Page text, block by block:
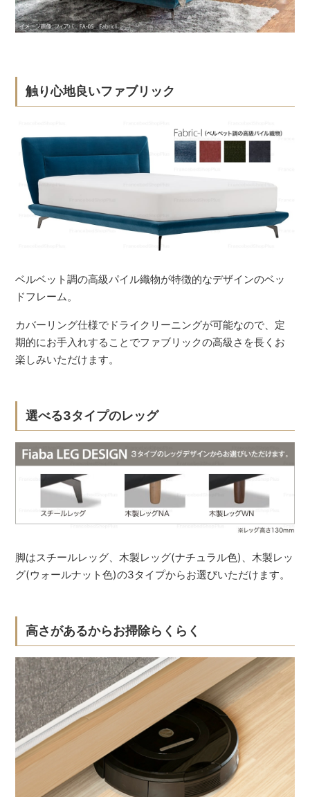
触り心地良いファブリック
ベルベット調の高級パイル織物が特徴的なデザインのベッ
ドフレーム。
カバーリング仕様でドライクリーニングが可能なので、定
期的にお手入れすることでファブリックの高級さを長くお
楽しみいただけます。
選べる3タイプのレッグ
脚はスチールレッグ、木製レッグ(ナチュラル色)、木製レッ
グ(ウォールナット色)の3タイプからお選びいただけます。
高さがあるからお掃除らくらく